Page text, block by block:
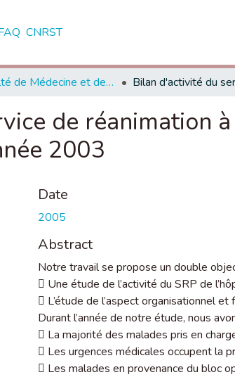
CNRST
Faculté de Médecine et de Pharmacie - Casablanca
de réanimation
2003
Date
2005
Abstract
Notre travail se propose un double
 Une étude de l’activité du SRP de
 L’étude de l’aspect organisationnel et
Durant l’année de notre étude, nous
 La majorité des malades pris en
 Les urgences médicales occupent la
 Les malades en provenance du bloc